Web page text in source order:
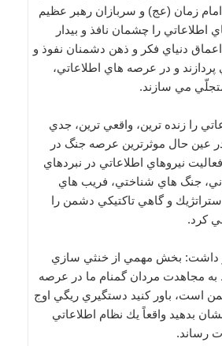
زمان (عج) و سربازان رهبر عظيم
اطلاعاتي را چشمان نافذ و بيدار
دنياي فكر و ذهن دشمنان نفوذ و
و در عرصه هاي اطلاعاتي،
مي سازند.
را زنده ترين، واقعي ترين، جدي
عين حال موثرترين عرصه جنگ در
نيروهاي اطلاعاتي در نبردهاي
جنگ هاي شناختي، فريب هاي
و گاهي تاكتيكي دشمن را
کرد.
داشت: بخش مهمي از خنثي سازي
مجاهدت مردان گمنام ما در عرصه
است، باور كنيد دستگيري ريگي اوج
بدهيد واقعاً يك نظام اطلاعاتي
رساند.